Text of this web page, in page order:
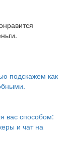
подскажем как
вас способом:
и чат на